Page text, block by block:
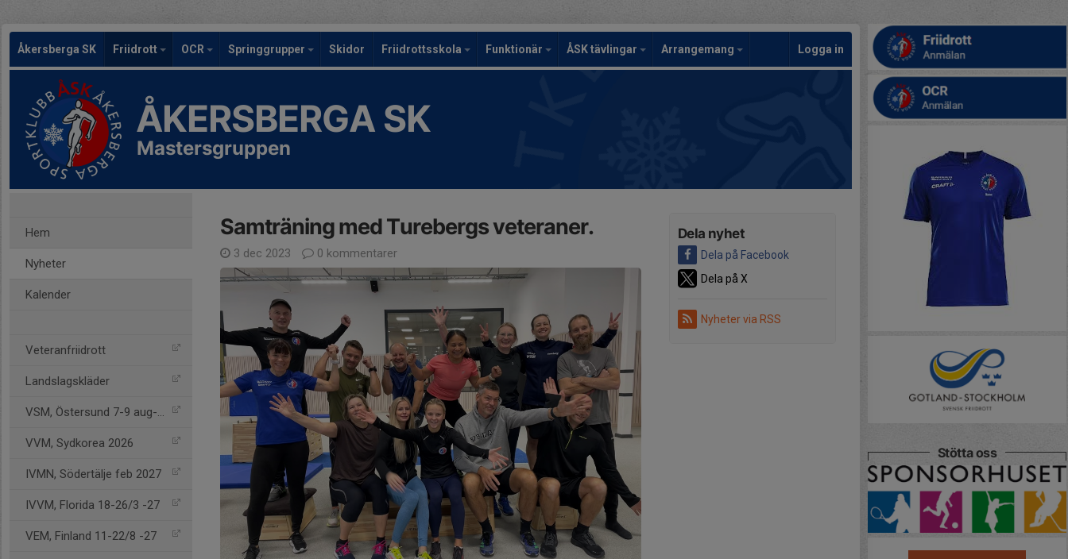
Åkersberga SK Friidrott OCR Springgrupper Skidor Friidrottsskola Funktionär ÅSK tävlingar Arrangemang Logga in
ÅKERSBERGA SK
Mastersgruppen
Hem
Nyheter
Kalender
Veteranfriidrott
Landslagskläder
VSM, Östersund 7-9 aug-26
VVM, Sydkorea 2026
IVMN, Södertälje feb 2027
IVVM, Florida 18-26/3 -27
VEM, Finland 11-22/8 -27
Dela nyhet
Dela på Facebook
Dela på X
Nyheter via RSS
Samträning med Turebergs veteraner.
3 dec 2023 0 kommentarer
Stötta oss